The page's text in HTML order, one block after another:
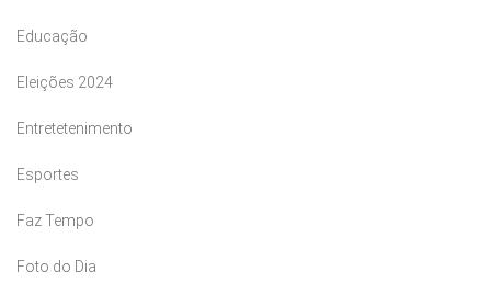
Educação
Eleições 2024
Entretetenimento
Esportes
Faz Tempo
Foto do Dia